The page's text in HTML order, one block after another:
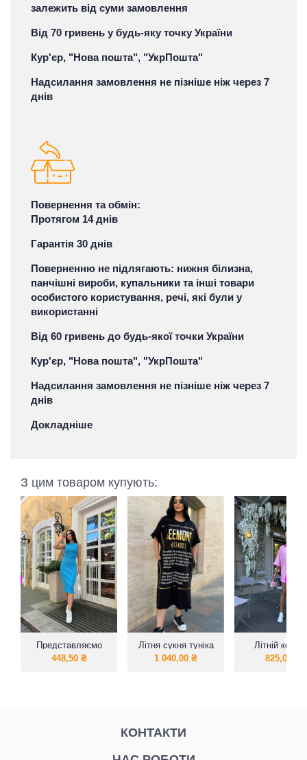
залежить від суми замовлення
Від 70 гривень у будь-яку точку України
Кур'єр, "Нова пошта", "УкрПошта"
Надсилання замовлення не пізніше ніж через 7
днів
Повернення та обмін:
Протягом 14 днів
Гарантія 30 днів
Поверненню не підлягають: нижня білизна,
панчішні вироби, купальники та інші товари
особистого користування, речі, які були у
використанні
Від 60 гривень до будь-якої точки України
Кур'єр, "Нова пошта", "УкрПошта"
Надсилання замовлення не пізніше ніж через 7
днів
Докладніше
З цим товаром купують:
Представляємо
вашій увазі базову
448,50 ₴
Літня сукня туніка
1 040,00₴
Літній
сорочка та
825,00
КОНТАКТИ